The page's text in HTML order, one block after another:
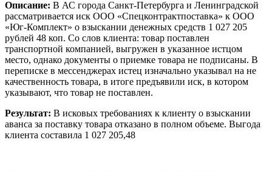
Описание: В АС города Санкт-Петербурга и Ленинградской
рассматривается иск ООО «Спецконтрактпоставка» к ООО
«Юг-Комплект» о взыскании денежных средств 1 027 205
рублей 48 коп. Со слов клиента: товар поставлен
транспортной компанией, выгружен в указанное истцом
место, однако документы о приемке товара не подписаны. В
переписке в мессенджерах истец изначально указывал на не
качественность товара, в итоге предъявили иск, в котором
указывают, что товар не поставлен.
Результат: В исковых требованиях к клиенту о взыскании
аванса за поставку товара отказано в полном объеме. Выгода
клиента составила 1 027 205,48